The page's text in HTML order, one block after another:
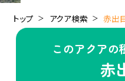
トップ アクア検索 赤出
このアクアの
赤